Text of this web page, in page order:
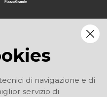
di navigazione e di
servizio di